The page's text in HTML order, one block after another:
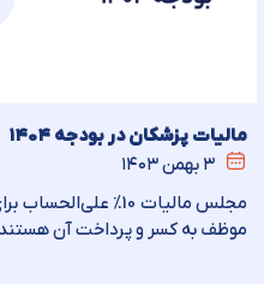
مالیات پزشکان در بودجه ۱۴۰۴
۳ بهمن ۱۴۰۳
مجلس مالیات 10%
موظف به کسر و پرداخت آن